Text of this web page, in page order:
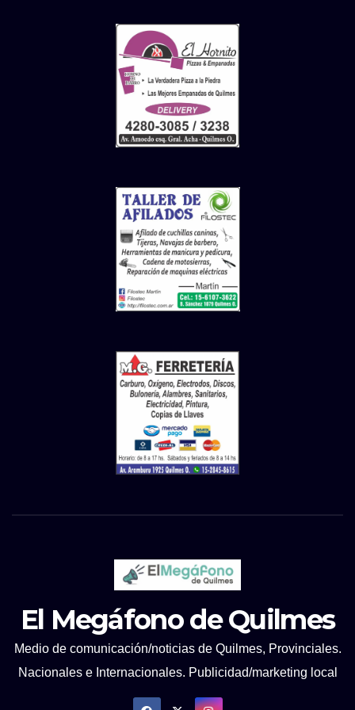
El Megáfono de Quilmes
Medio de comunicación/noticias de Quilmes, Provinciales.
Nacionales e Internacionales. Publicidad/marketing local